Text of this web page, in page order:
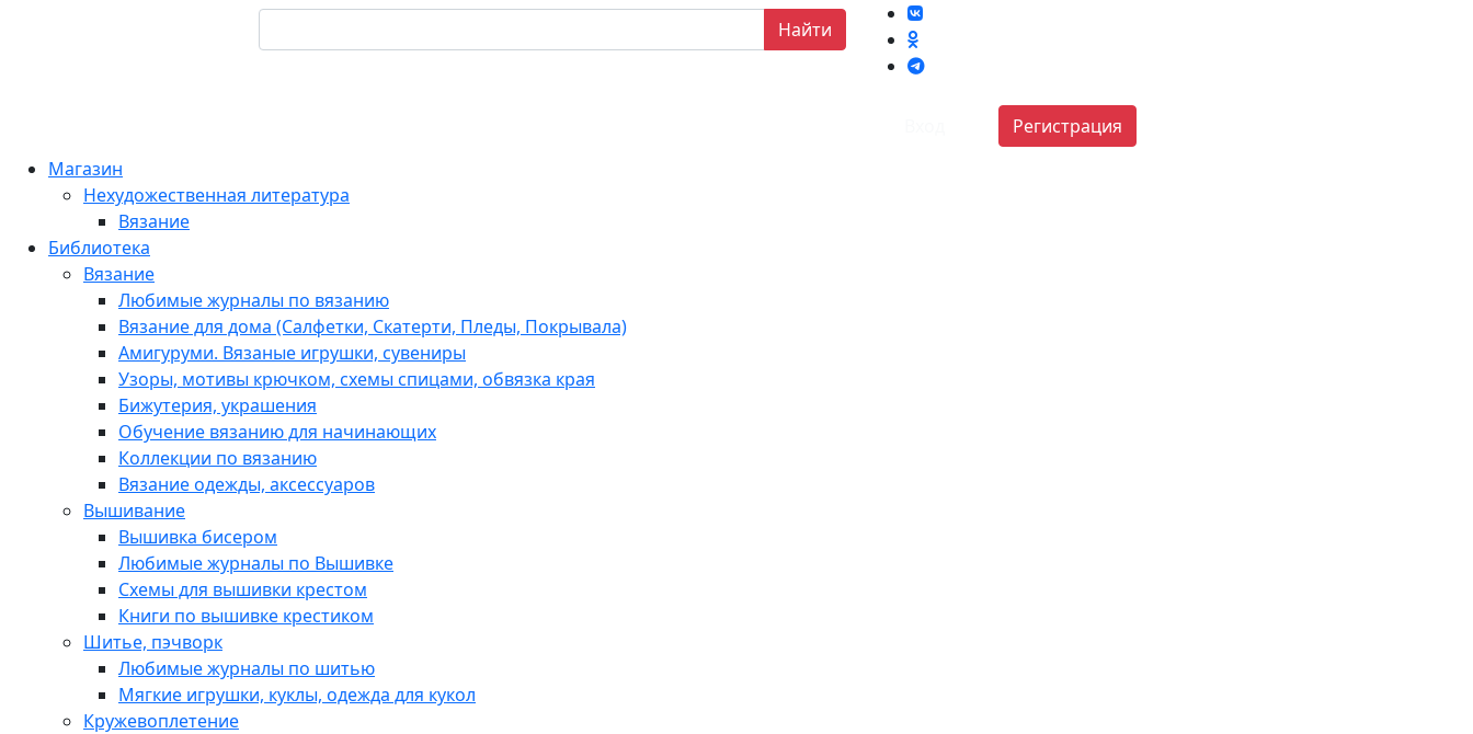
Найти
Регистрация
Магазин
Нехудожественная литература
Вязание
Библиотека
Вязание
Любимые журналы по вязанию
Вязание для дома (Салфетки, Скатерти, Пледы, Покрывала)
Амигуруми. Вязаные игрушки, сувениры
Узоры, мотивы крючком, схемы спицами, обвязка края
Бижутерия, украшения
Обучение вязанию для начинающих
Коллекции по вязанию
Вязание одежды, аксессуаров
Вышивание
Вышивка бисером
Любимые журналы по Вышивке
Схемы для вышивки крестом
Книги по вышивке крестиком
Шитье, пэчворк
Любимые журналы по шитью
Мягкие игрушки, куклы, одежда для кукол
Кружевоплетение